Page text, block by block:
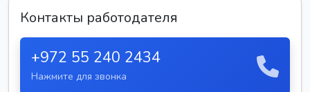
Контакты работодателя
+972 55 240 2434
Нажмите для звонка